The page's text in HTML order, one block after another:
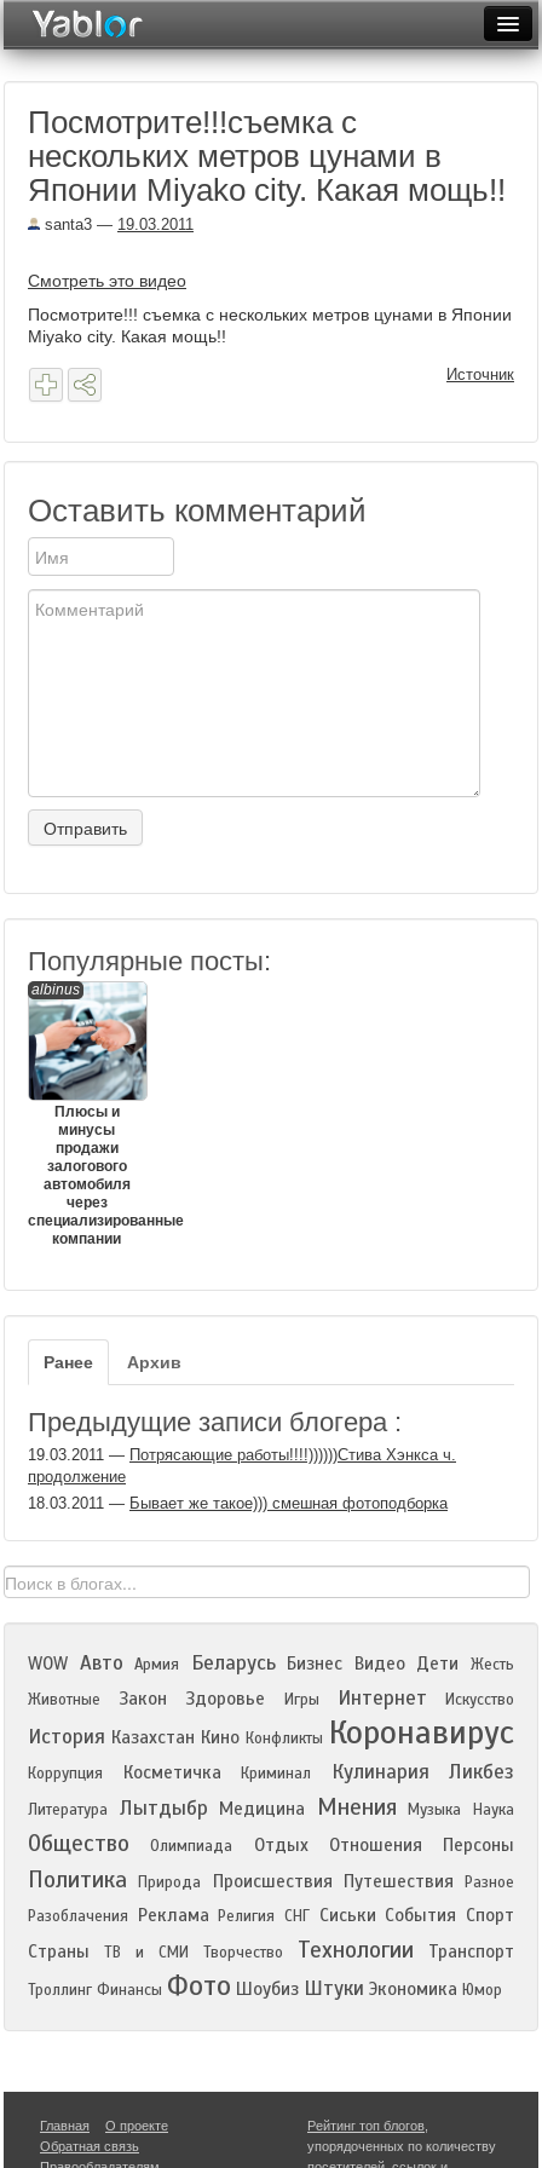
Неделя
Месяц
Фототоп
Посмотрите!!!съемка с
нескольких метров цунами в
Японии Miyako city. Какая мощь!!
santa3 — 19.03.2011
Смотреть это видео
Посмотрите!!! съемка с нескольких метров цунами в Японии
Miyako city. Какая мощь!!
Источник
Оставить комментарий
Популярные посты:
albinus
Плюсы и
минусы
продажи
залогового
автомобиля
через
специализированные
компании
Ранее Архив
Предыдущие записи блогера :
19.03.2011 — Потрясающие работы!!!!))))))Стива Хэнкса ч.
продолжение
18.03.2011 — Бывает же такое))) смешная фотоподборка
WOW Авто Армия Беларусь Бизнес Видео Дети
Жесть
Животные
Закон Здоровье Игры Интернет Искусство
История Казахстан Кино Конфликты Коронавирус
Коррупция Косметичка Криминал Кулинария Ликбез
Литература Лытдыбр Медицина Мнения Музыка Наука
Общество Олимпиада Отдых Отношения Персоны
Политика Природа Происшествия Путешествия
Разное
Разоблачения
Реклама Религия СНГ Сиськи События Спорт
Страны
ТВ и СМИ Творчество Технологии Транспорт
Троллинг Финансы Фото Шоубиз Штуки Экономика Юмор
Главная
О проекте
Обратная связь
Рейтинг топ блогов
упорядоченных по количеству